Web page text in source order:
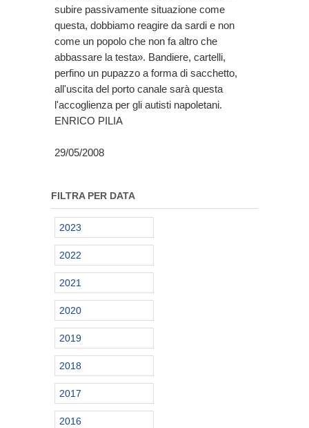
subire passivamente situazione come
questa, dobbiamo reagire da sardi e non
come un popolo che non fa altro che
abbassare la testa». Bandiere, cartelli,
perfino un pupazzo a forma di sacchetto,
all'uscita del porto canale sarà questa
l'accoglienza per gli autisti napoletani.
ENRICO PILIA
29/05/2008
FILTRA PER DATA
2023
2022
2021
2020
2019
2018
2017
2016